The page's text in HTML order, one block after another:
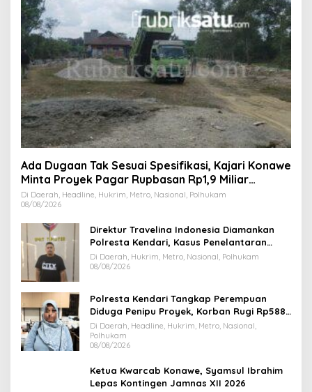
Ada Dugaan Tak Sesuai Spesifikasi, Kajari Konawe
Minta Proyek Pagar Rupbasan Rp1,9 Miliar
Dihentikan
Di Daerah, Headline, Hukrim, Metro, Nasional, Polhukam
08/08/2026
Direktur Travelina Indonesia Diamankan
Polresta Kendari, Kasus Penelantaran
Jemaah Umrah Masuk Babak Baru
Di Daerah, Hukrim, Metro, Nasional, Polhukam
08/08/2026
Polresta Kendari Tangkap Perempuan
Diduga Penipu Proyek, Korban Rugi Rp588,1
Juta
Di Daerah, Headline, Hukrim, Metro, Nasional,
Polhukam
08/08/2026
Ketua Kwarcab Konawe, Syamsul Ibrahim
Lepas Kontingen Jamnas XII 2026